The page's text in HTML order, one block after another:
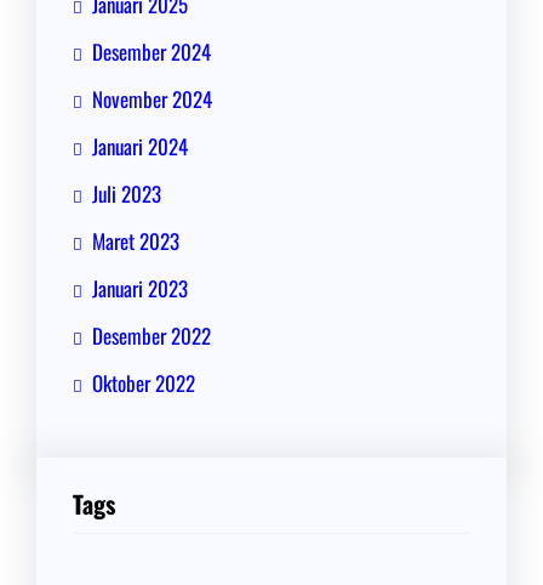
Desember 2024
November 2024
Januari 2024
Juli 2023
Maret 2023
Januari 2023
Desember 2022
Oktober 2022
Tags